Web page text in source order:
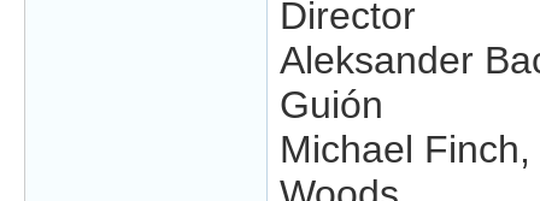
Director
Aleksander
Guión
Michael